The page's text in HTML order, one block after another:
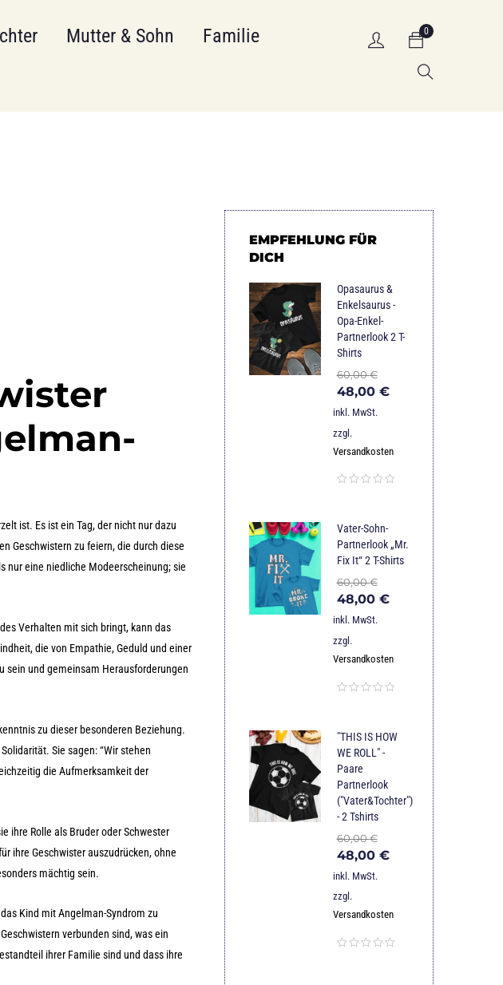
Mutter & Sohn
Familie
0
ist. Es ist ein Tag, der nicht nur dazu
Geschwistern zu feiern, die durch diese
nur eine niedliche Modeerscheinung; sie
Verhalten mit sich bringt, kann das
die von Empathie, Geduld und einer
sein und gemeinsam Herausforderungen
zu dieser besonderen Beziehung.
Sie sagen: “Wir stehen
die Aufmerksamkeit der
ihre Rolle als Bruder oder Schwester
ihre Geschwister auszudrücken, ohne
mächtig sein.
Kind mit Angelman-Syndrom zu
verbunden sind, was ein
ihrer Familie sind und dass ihre
EMPFEHLUNG FÜR
DICH
Opasaurus &
Enkelsaurus -
Opa-Enkel-
Partnerlook 2 T-
Shirts
60,00€
48,00 €
inkl. MwSt.
zzgl.
Versandkosten
Vater-Sohn-
Partnerlook „Mr.
Fix It“ 2 T-Shirts
60,00€
48,00 €
inkl. MwSt.
zzgl.
Versandkosten
"THIS IS HOW
WE ROLL" -
Paare
Partnerlook
("Vater&Tochter")
- 2 Tshirts
60,00€
48,00 €
inkl. MwSt.
zzgl.
Versandkosten